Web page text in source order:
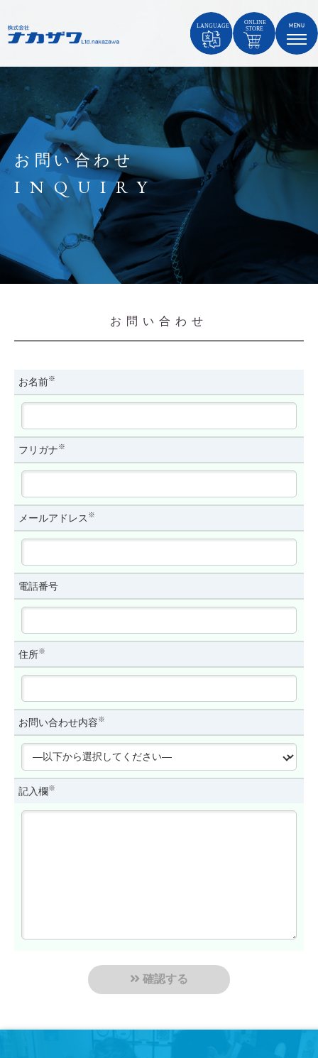
お問い合わせ
INQUIRY
お問い合わせ
お名前※
フリガナ※
メールアドレス ※
電話番号
住所※
お問い合わせ内容※
記入欄※